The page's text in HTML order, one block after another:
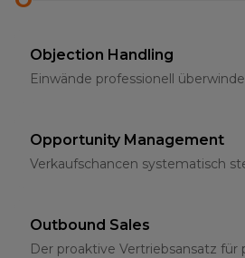
Objection Handling
Einwände professionell
Opportunity Management
Verkaufschancen systematisch
Outbound Sales
Der proaktive Vertriebsansatz für